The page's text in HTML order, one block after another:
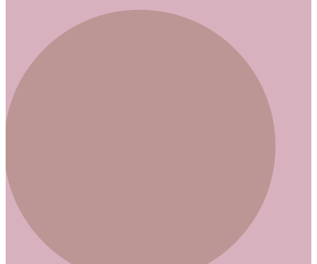
deutschen Gesellschaft.